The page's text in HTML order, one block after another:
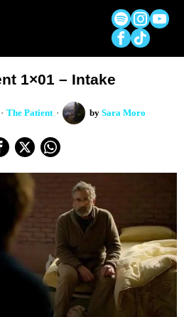
1×01 – Intake
· The Patient by Sara Moro